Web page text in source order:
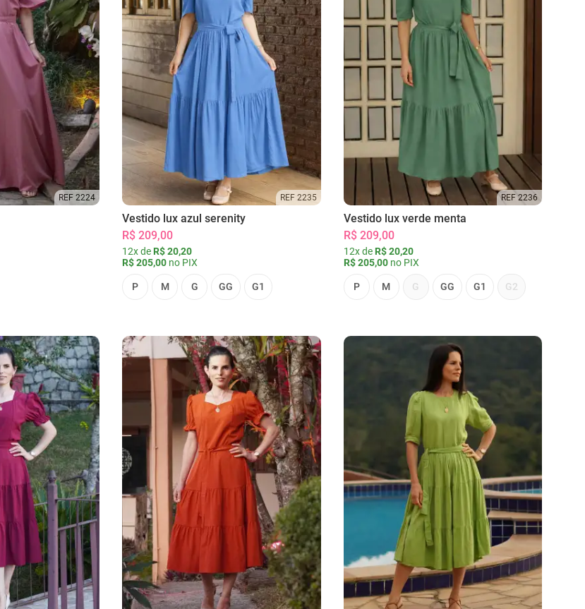
REF 2224 REF 2235
Vestido lux azul serenity
R$ 209,00
12x de R$ 20,20
R$ 205,00 no PIX
P M G GG G1
REF 2236
Vestido lux verde menta
R$ 209,00
12x de R$ 20,20
R$ 205,00no PIX
P M G GG G1 G2